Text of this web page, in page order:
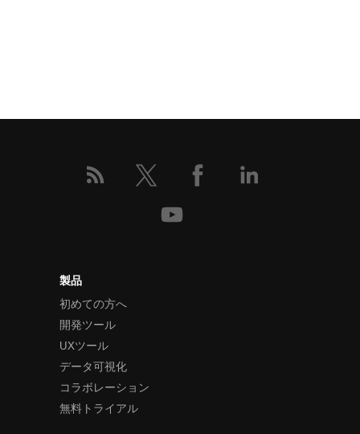
製品
初めての方へ
開発ツール
UXツール
データ可視化
コラボレーション
無料トライアル